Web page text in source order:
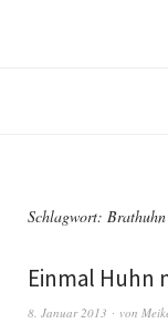
Schlagwort: Brathuhn
Einmal Huhn
8. Januar 2013 von